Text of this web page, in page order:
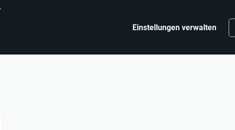
Einstellungen verwalten